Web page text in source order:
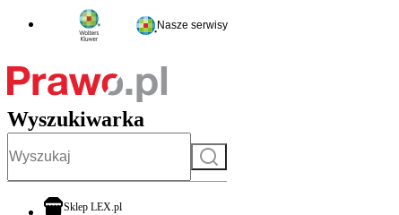
Nasze serwisy
Wyszukiwarka
Szukaj
Sklep LEX.plotwiera się w nowej karcie